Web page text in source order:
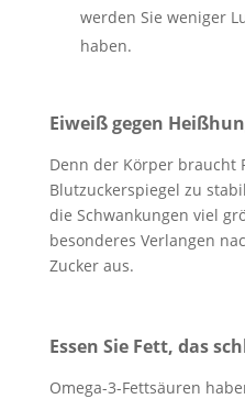
werden Sie weniger
haben.
Eiweiß gegen
Denn der Körper braucht
Blutzuckerspiegel zu
die Schwankungen viel
besonderes Verlangen
Zucker aus.
Essen Sie Fett, das
Omega-3-Fettsäuren